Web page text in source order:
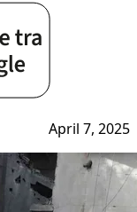
April 7, 2025